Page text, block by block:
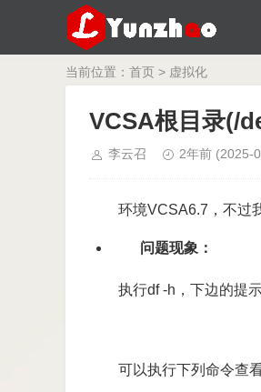
当前位置： 首页 > 虚拟化
VCSA根目录(/
李云召 2年前 (2025-
环境VCSA6.7，不过
问题现象：
执行df -h，下边的提
可以执行下列命令查